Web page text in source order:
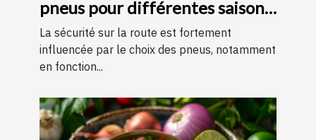
pneus pour différentes saisons
?
La sécurité sur la route est fortement
influencée par le choix des pneus, notamment
en fonction...